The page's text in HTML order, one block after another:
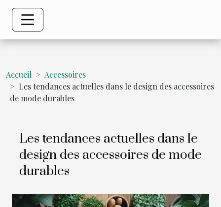
Accueil
Accessoires
Les tendances actuelles dans le design des accessoires
de mode durables
Les tendances actuelles dans le
design des accessoires de mode
durables